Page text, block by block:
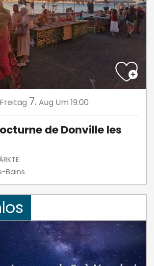
Freitag 7. Aug Um 19:00
de Donville les
Bains